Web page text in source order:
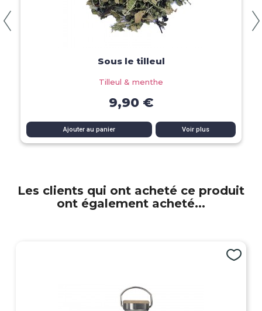
Aperçu rapide
Sous le tilleul
Tilleul & menthe
9,90 €
Ajouter au panier Voir plus
Les clients qui ont acheté ce produit
ont également acheté...